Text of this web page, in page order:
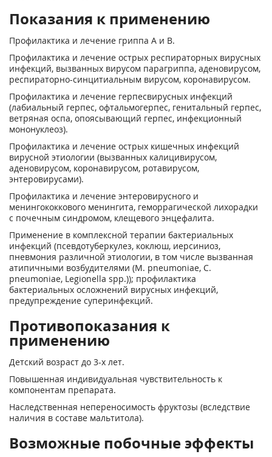
Показания к применению
Профилактика и лечение гриппа А и В.
Профилактика и лечение острых респираторных вирусных
инфекций, вызванных вирусом парагриппа, аденовирусом,
респираторно-синцитиальным вирусом, коронавирусом.
Профилактика и лечение герпесвирусных инфекций
(лабиальный герпес, офтальмогерпес, генитальный герпес,
ветряная оспа, опоясывающий герпес, инфекционный
мононуклеоз).
Профилактика и лечение острых кишечных инфекций
вирусной этиологии (вызванных калицивирусом,
аденовирусом, коронавирусом, ротавирусом,
энтеровирусами).
Профилактика и лечение энтеровирусного и
менингококкового менингита, геморрагической лихорадки
с почечным синдромом, клещевого энцефалита.
Применение в комплексной терапии бактериальных
инфекций (псевдотуберкулез, коклюш, иерсиниоз,
пневмония различной этиологии, в том числе вызванная
атипичными возбудителями (M. pneumoniae, C.
pneumoniae, Legionella spp.)); профилактика
бактериальных осложнений вирусных инфекций,
предупреждение суперинфекций.
Противопоказания к
применению
Детский возраст до 3-х лет.
Повышенная индивидуальная чувствительность к
компонентам препарата.
Наследственная непереносимость фруктозы (вследствие
наличия в составе мальтитола).
Возможные побочные эффекты